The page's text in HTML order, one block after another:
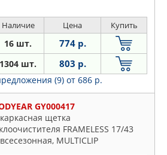
Наличие Цена Купить
16 шт. 774 р.
1304 шт. 803 р.
(9) от 686 р.
GY000417
щетка
FRAMELESS 17/43
MULTICLIP